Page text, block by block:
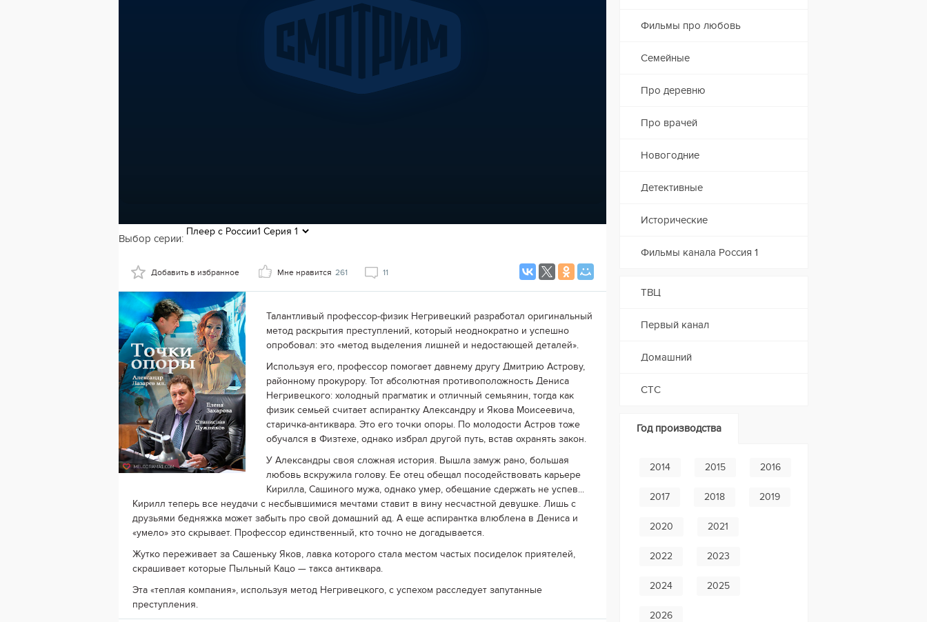
Выбор серии:
Добавить в избранное Мне нравится 261 11
Талантливый профессор-физик Негривецкий разработал оригинальный
метод раскрытия преступлений, который неоднократно и успешно
опробовал: это «метод выделения лишней и недостающей деталей».
Используя его, профессор помогает давнему другу Дмитрию Астрову,
районному прокурору. Тот абсолютная противоположность Дениса
Негривецкого: холодный прагматик и отличный семьянин, тогда как
физик семьей считает аспирантку Александру и Якова Моисеевича,
старичка-антиквара. Это его точки опоры. По молодости Астров тоже
обучался в Физтехе, однако избрал другой путь, встав охранять закон.
У Александры своя сложная история. Вышла замуж рано, большая
любовь вскружила голову. Ее отец обещал посодействовать карьере
Кирилла, Сашиного мужа, однако умер, обещание сдержать не успев...
Кирилл теперь все неудачи с несбывшимися мечтами ставит в вину несчастной девушке. Лишь с
друзьями бедняжка может забыть про свой домашний ад. А еще аспирантка влюблена в Дениса и
«умело» это скрывает. Профессор единственный, кто точно не догадывается.
Жутко переживает за Сашеньку Яков, лавка которого стала местом частых посиделок приятелей,
скрашивает которые Пыльный Кацо — такса антиквара.
Эта «теплая компания», используя метод Негривецкого, с успехом расследует запутанные
преступления.
Фильмы про любовь
Семейные
Про деревню
Про врачей
Новогодние
Детективные
Исторические
Фильмы канала Россия 1
ТВЦ
Первый канал
Домашний
СТС
Год производства
2014 2015 2016
2017 2018 2019
2020 2021
2022 2023
2024 2025
2026